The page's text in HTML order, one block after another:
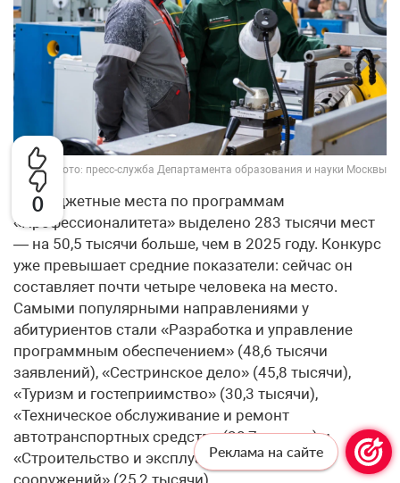
0
Фото: пресс-служба Департамента образования и науки Москвы
На бюджетные места по программам
«Профессионалитета» выделено 283 тысячи мест
— на 50,5 тысячи больше, чем в 2025 году. Конкурс
уже превышает средние показатели: сейчас он
составляет почти четыре человека на место.
Самыми популярными направлениями у
абитуриентов стали «Разработка и управление
программным обеспечением» (48,6 тысячи
заявлений), «Сестринское дело» (45,8 тысячи),
«Туризм и гостеприимство» (30,3 тысячи),
«Техническое обслуживание и ремонт
автотранспортных средств» (28,7 тысячи) и
«Строительство и эксплуатация зданий и
сооружений» (25,2 тысячи).
Реклама на сайте